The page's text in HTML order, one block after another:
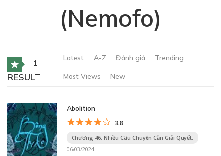
(Nemofo)
1
RESULT
Latest A-Z Đánh giá Trending
Most Views New
Abolition
3.8
Chương 46: Nhiều Câu Chuyện Cần Giải Quyết.
06/03/2024